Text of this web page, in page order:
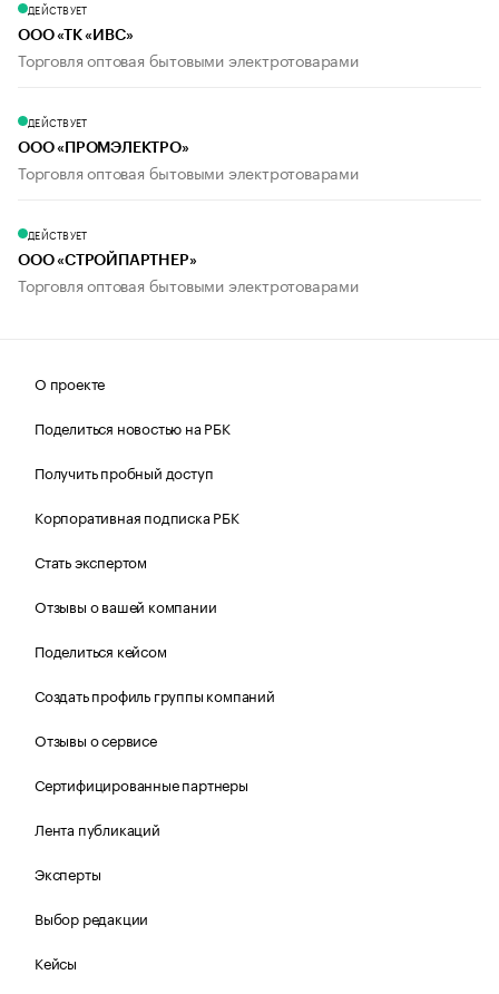
ДЕЙСТВУЕТ
ООО «ТК «ИВС»
Торговля оптовая бытовыми электротоварами
ДЕЙСТВУЕТ
ООО «ПРОМЭЛЕКТРО»
Торговля оптовая бытовыми электротоварами
ДЕЙСТВУЕТ
ООО «СТРОЙПАРТНЕР»
Торговля оптовая бытовыми электротоварами
О проекте
Поделиться новостью на РБК
Получить пробный доступ
Корпоративная подписка РБК
Стать экспертом
Отзывы о вашей компании
Поделиться кейсом
Создать профиль группы компаний
Отзывы о сервисе
Сертифицированные партнеры
Лента публикаций
Эксперты
Выбор редакции
Кейсы